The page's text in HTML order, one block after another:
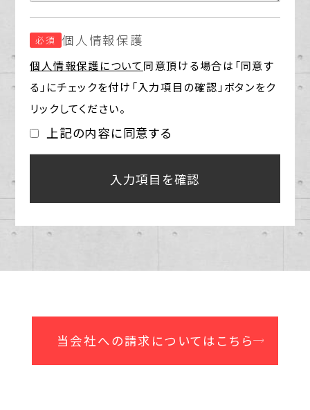
必須 個人情報保護
個人情報保護について同意頂ける場合は「同意す
る」にチェックを付け「入力項目の確認」ボタンをク
リックしてください。
上記の内容に同意する
当会社への請求についてはこちら